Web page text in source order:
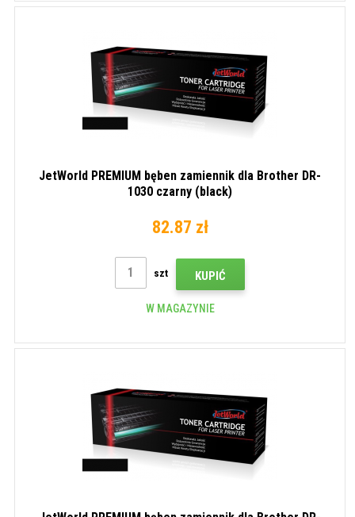
JetWorld PREMIUM bęben zamiennik dla Brother DR-
1030 czarny (black)
82.87 zł
szt KUPIĆ
W MAGAZYNIE